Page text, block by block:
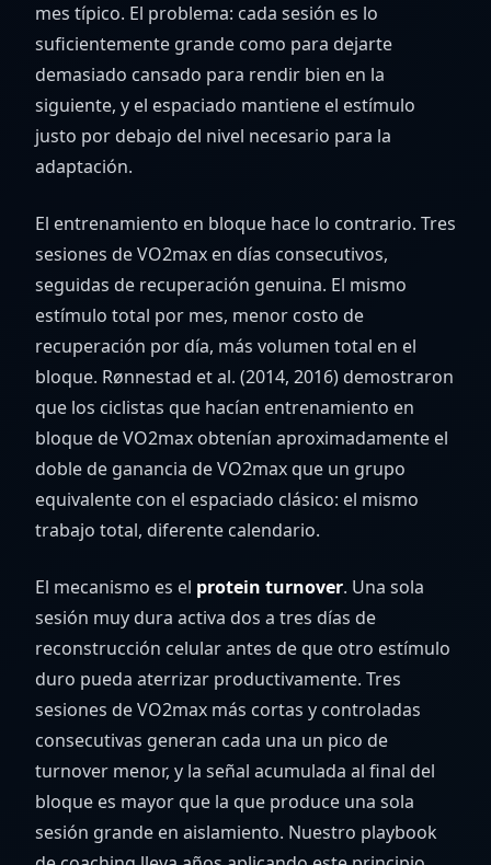
mes típico. El problema: cada sesión es lo
suficientemente grande como para dejarte
demasiado cansado para rendir bien en la
siguiente, y el espaciado mantiene el estímulo
justo por debajo del nivel necesario para la
adaptación.
El entrenamiento en bloque hace lo contrario. Tres
sesiones de VO2max en días consecutivos,
seguidas de recuperación genuina. El mismo
estímulo total por mes, menor costo de
recuperación por día, más volumen total en el
bloque. Rønnestad et al. (2014, 2016) demostraron
que los ciclistas que hacían entrenamiento en
bloque de VO2max obtenían aproximadamente el
doble de ganancia de VO2max que un grupo
equivalente con el espaciado clásico: el mismo
trabajo total, diferente calendario.
El mecanismo es el protein turnover. Una sola
sesión muy dura activa dos a tres días de
reconstrucción celular antes de que otro estímulo
duro pueda aterrizar productivamente. Tres
sesiones de VO2max más cortas y controladas
consecutivas generan cada una un pico de
turnover menor, y la señal acumulada al final del
bloque es mayor que la que produce una sola
sesión grande en aislamiento. Nuestro playbook